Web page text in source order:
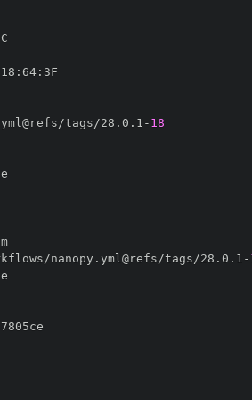
18 : 64:
tags/28.0.1 - 18
//token.actions.githubusercontent.com
nanopy.yml@refs/tags/28.0.1 -